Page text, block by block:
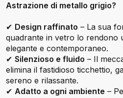
Astrazione di metallo grigio?
✔ Design raffinato – La sua
quadrante in vetro lo rendono
elegante e contemporaneo.
✔ Silenzioso e fluido – Il
elimina il fastidioso ticchettio,
sereno e rilassante.
✔ Adatto a ogni ambiente –